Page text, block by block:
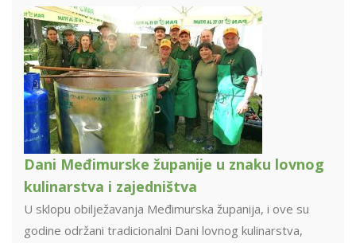
Dani Međimurske županije u znaku lovnog
kulinarstva i zajedništva
U sklopu obilježavanja Međimurska županija, i ove su
godine održani tradicionalni Dani lovnog kulinarstva,